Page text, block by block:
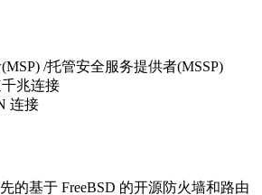
/托管安全服务提供者(MSSP)
兆连接
连接
的基于 FreeBSD 的开源防火墙和路由